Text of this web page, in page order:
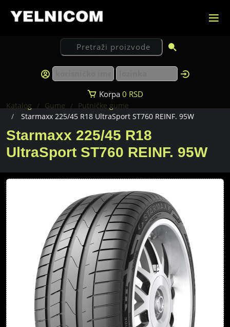
Korpa 0 RSD
Katalog Gume
Putničke gume
Starmaxx 225/45 R18 UltraSport ST760 REINF. 95W
Starmaxx 225/45 R18
UltraSport ST760 REINF. 95W